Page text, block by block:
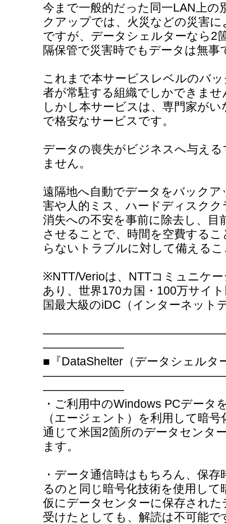
今まで一般的だった同一LAN上
クアップでは、火災などの災害
ですが、データシェルターなら2
隔保管で災害時でもデータは無事
これまで本サービスレベルのバ
者が常駐する組織でしかできませ
しかし本サービスは、専門家が
で格安なサービスです。
データの喪失がビジネスへ与え
ません。
遠隔地へ自動でデータをバック
害や人的ミス、ハードディスク
消失への不安を事前に除去し、目
させることで、時間を空費する
らないトラブルに対して備える
※NTT/Verioは、NTTコミュニケ
あり、世界170カ国・100万サイ
国最大級のiDC（インターネット
―――――――
■『DataShelter（データシェルタ
―――――――
・ご利用中のWindows PCデー
（エージェント）を利用して暗
通じて米国2箇所のデータセンタ
ます。
・データ通信時はもちろん、保
るのと同じ暗号化技術を使用し
仮にデータセンターに保存され
受けたとしても、解読は不可能で